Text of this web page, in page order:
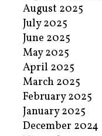
August 2025
July 2025
June 2025
May 2025
April 2025
March 2025
February 2025
January 2025
December 2024